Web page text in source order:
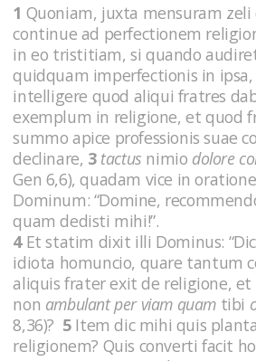
1 Quoniam, juxta mensuram
continue ad perfectionem
in eo tristitiam, si quando
quidquam imperfectionis in ipsa,
intelligere quod aliqui fratres
exemplum in religione, et quod
summo apice professionis suae
declinare, 3 tactus nimio dolore
Gen 6,6), quadam vice in
Dominum: “Domine,
quam dedisti mihi!”.
4Et statim dixit illi Dominus:
idiota homuncio, quare tantum
aliquis frater exit de religione,
non ambulant per viam quam tibi
8,36)? 5Item dic mihi quis
religionem? Quis converti facit